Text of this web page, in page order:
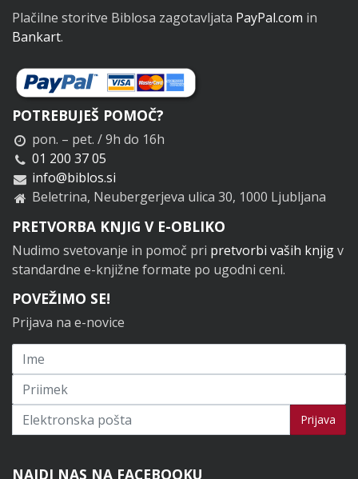
Plačilne storitve Biblosa zagotavljata PayPal.com in
Bankart.
POTREBUJEŠ POMOČ?
pon. – pet. / 9h do 16h
01 200 37 05
info@biblos.si
Beletrina, Neubergerjeva ulica 30, 1000 Ljubljana
PRETVORBA KNJIG V E-OBLIKO
Nudimo svetovanje in pomoč pri pretvorbi vaših knjigv
standardne e-knjižne formate po ugodni ceni.
POVEŽIMO SE!
Prijava na e-novice
Prijavi se na novice Prijava
NAJDI NAS NA FACEBOOKU